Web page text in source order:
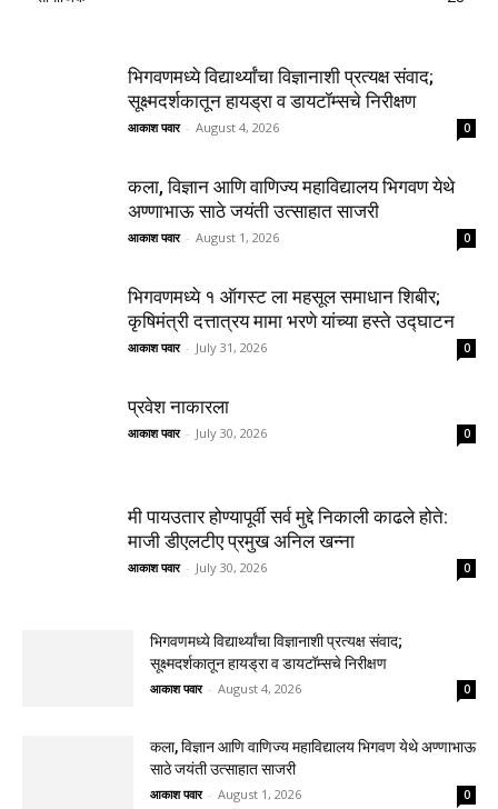
भिगवणमध्ये विद्यार्थ्यांचा विज्ञानाशी प्रत्यक्ष संवाद;
सूक्ष्मदर्शकातून हायड्रा व डायटॉम्सचे निरीक्षण
आकाश पवार - August 4, 2026 0
कला, विज्ञान आणि वाणिज्य महाविद्यालय भिगवण येथे
अण्णाभाऊ साठे जयंती उत्साहात साजरी
आकाश पवार - August 1, 2026 0
भिगवणमध्ये १ ऑगस्ट ला महसूल समाधान शिबीर;
कृषिमंत्री दत्तात्रय मामा भरणे यांच्या हस्ते उद्घाटन
आकाश पवार - July 31, 2026 0
प्रवेश नाकारला
आकाश पवार - July 30, 2026 0
मी पायउतार होण्यापूर्वी सर्व मुद्दे निकाली काढले होते:
माजी डीएलटीए प्रमुख अनिल खन्ना
आकाश पवार - July 30, 2026 0
भिगवणमध्ये विद्यार्थ्यांचा विज्ञानाशी प्रत्यक्ष संवाद;
सूक्ष्मदर्शकातून हायड्रा व डायटॉम्सचे निरीक्षण
आकाश पवार - August 4, 2026 0
कला, विज्ञान आणि वाणिज्य महाविद्यालय भिगवण येथे अण्णाभाऊ
साठे जयंती उत्साहात साजरी
आकाश पवार - August 1, 2026 0